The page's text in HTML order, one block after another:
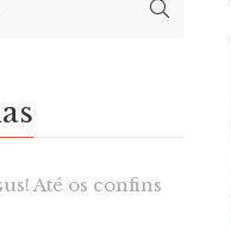
Até os confins